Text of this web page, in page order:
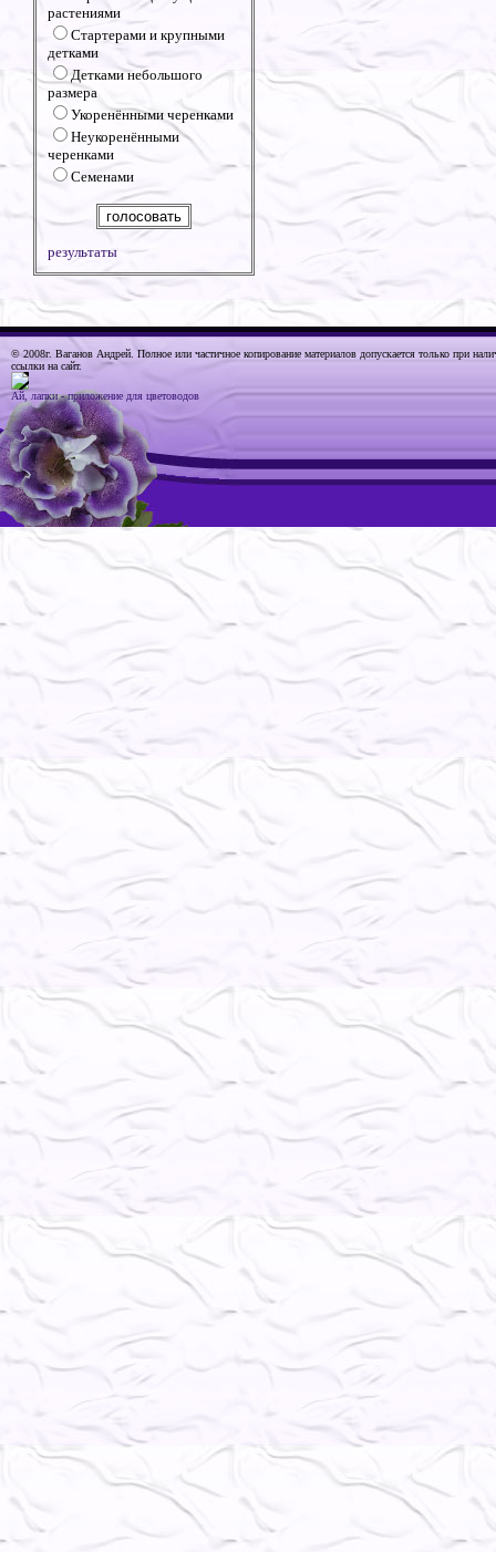
растениями
Стартерами и крупными
детками
Детками небольшого
размера
Укоренёнными черенками
Неукоренёнными
черенками
Семенами
результаты
© 2008г. Ваганов Андрей . Полное или частичное копирование материалов допускается только при
ссылки на сайт.
Ай, лапки - приложение для цветоводов